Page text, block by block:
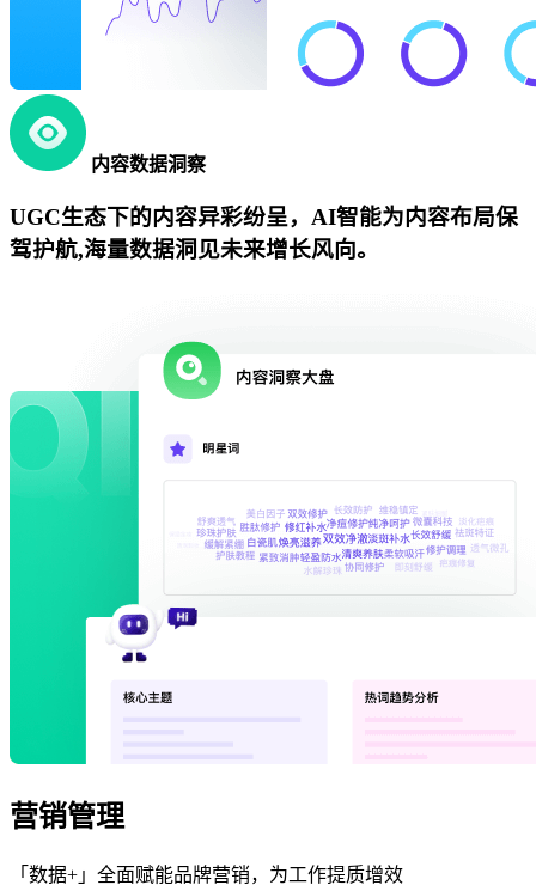
内容数据洞察
UGC生态下的内容异彩纷呈，AI智能为内容布局保
驾护航,海量数据洞见未来增长风向。
营销管理
「数据+」全面赋能品牌营销，为工作提质增效